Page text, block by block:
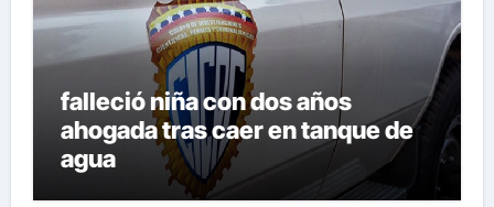
falleció niña con dos años
ahogada tras caer en tanque de
agua